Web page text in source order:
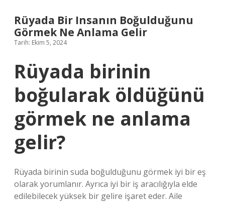
Rüyada Bir Insanın Boğulduğunu
Görmek Ne Anlama Gelir
Tarih: Ekim 5, 2024
Rüyada birinin
boğularak öldüğünü
görmek ne anlama
gelir?
Rüyada birinin suda boğulduğunu görmek iyi bir eş
olarak yorumlanır. Ayrıca iyi bir iş aracılığıyla elde
edilebilecek yüksek bir gelire işaret eder. Aile